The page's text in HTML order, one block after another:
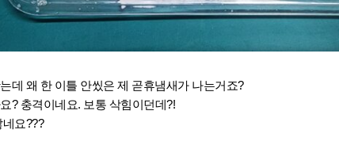
데 왜 한 이틀 안씼은 제 곧휴냄새가 나는거죠?
? 충격이네요. 보통 삭힘이던데?!
요???